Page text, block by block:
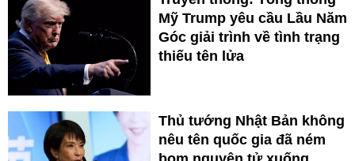
Mỹ Trump yêu cầu Lầu Năm
Góc giải trình về tình trạng
thiếu tên lửa
Thủ tướng Nhật Bản không
nêu tên quốc gia đã ném